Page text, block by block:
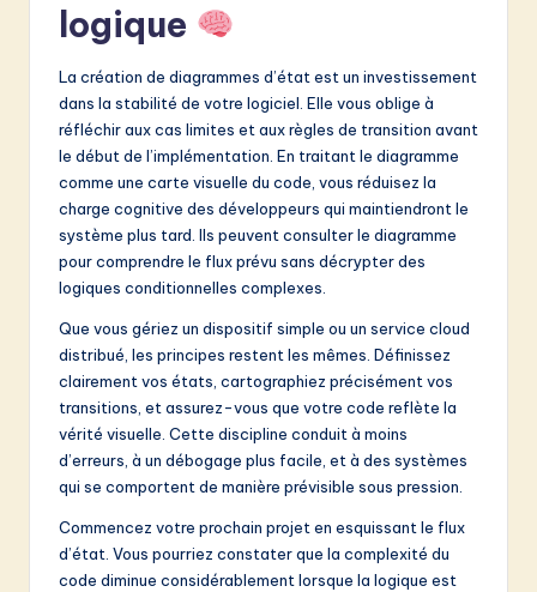
logique
La création de diagrammes d’état est un investissement
dans la stabilité de votre logiciel. Elle vous oblige à
réfléchir aux cas limites et aux règles de transition avant
le début de l’implémentation. En traitant le diagramme
comme une carte visuelle du code, vous réduisez la
charge cognitive des développeurs qui maintiendront le
système plus tard. Ils peuvent consulter le diagramme
pour comprendre le flux prévu sans décrypter des
logiques conditionnelles complexes.
Que vous gériez un dispositif simple ou un service cloud
distribué, les principes restent les mêmes. Définissez
clairement vos états, cartographiez précisément vos
transitions, et assurez-vous que votre code reflète la
vérité visuelle. Cette discipline conduit à moins
d’erreurs, à un débogage plus facile, et à des systèmes
qui se comportent de manière prévisible sous pression.
Commencez votre prochain projet en esquissant le flux
d’état. Vous pourriez constater que la complexité du
code diminue considérablement lorsque la logique est